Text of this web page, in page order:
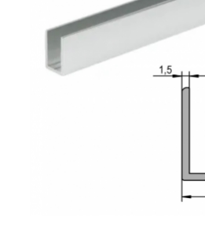
SUIVI DE COMMANDE
TOUS LES TARIFS AU M2
GUIDE : CHOIX PAR
MIROIRS VIEILLIS AMBIANCE